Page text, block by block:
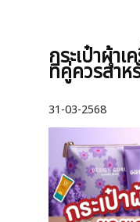
กระเป๋าผ้า
ที่คู่ควรสำห
31-03-2568